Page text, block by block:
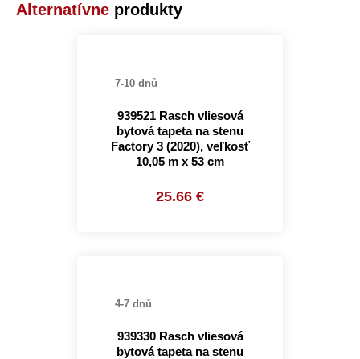
Alternatívne produkty
7-10 dnů
939521 Rasch vliesová
bytová tapeta na stenu
Factory 3 (2020), veľkosť
10,05 m x 53 cm
25.66 €
4-7 dnů
939330 Rasch vliesová
bytová tapeta na stenu